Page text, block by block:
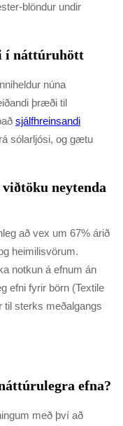
blöndur undir
í náttúruhött
núna
þræði til
sjálfhreinsandi
sólarljósi, og gætu
neytenda
að vex um 67% árið
heimilisvörum.
notkun á efnum án
efni fyrir börn (Textile
til sterks meðalgangs
efna?
með því að